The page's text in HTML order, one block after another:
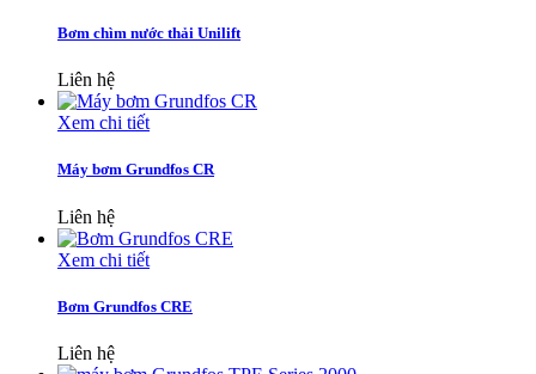
Bơm chìm nước thải Unilift
Liên hệ
Xem chi tiết
Máy bơm Grundfos CR
Liên hệ
Xem chi tiết
Bơm Grundfos CRE
Liên hệ